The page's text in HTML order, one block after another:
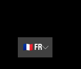
🇫🇷 FR